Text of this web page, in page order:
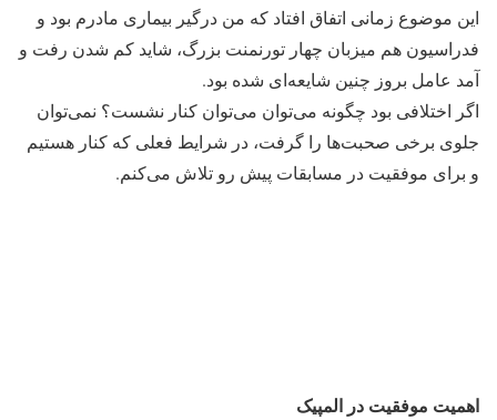
این موضوع زمانی اتفاق افتاد که من درگیر بیماری مادرم بود و
فدراسیون هم میزبان چهار تورنمنت بزرگ، شاید کم شدن رفت و
آمد عامل بروز چنین شایعه‌ای شده بود.
اگر اختلافی بود چگونه می‌توان می‌توان کنار نشست؟ نمی‌توان
جلوی برخی صحبت‌ها را گرفت، در شرایط فعلی که کنار هستیم
و برای موفقیت در مسابقات پیش رو تلاش می‌کنم.
اهمیت موفقیت در المپیک